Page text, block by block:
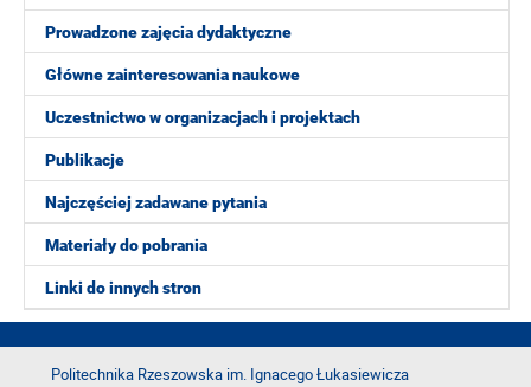
Prowadzone zajęcia dydaktyczne
Główne zainteresowania naukowe
Uczestnictwo w organizacjach i projektach
Publikacje
Najczęściej zadawane pytania
Materiały do pobrania
Linki do innych stron
Politechnika Rzeszowska im. Ignacego Łukasiewicza